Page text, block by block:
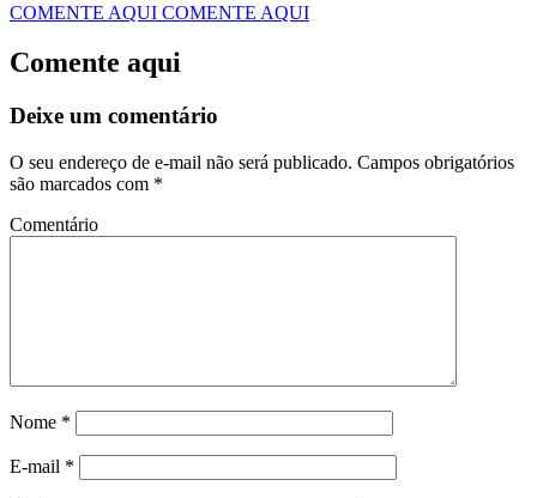
COMENTE AQUI COMENTE AQUI
Comente aqui
Deixe um comentário
O seu endereço de e-mail não será publicado. Campos obrigatórios
são marcados com *
Comentário
Nome *
E-mail *